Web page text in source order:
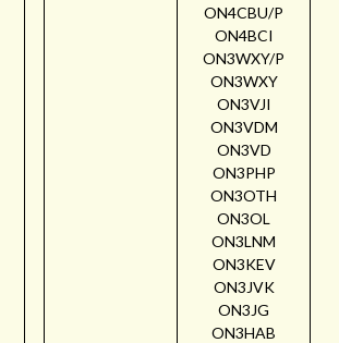
ON4CBU/P
ON4BCI
ON3WXY/P
ON3WXY
ON3VJI
ON3VDM
ON3VD
ON3PHP
ON3OTH
ON3OL
ON3LNM
ON3KEV
ON3JVK
ON3JG
ON3HAB